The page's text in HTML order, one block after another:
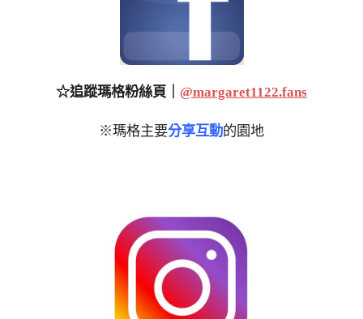
☆追蹤瑪格粉絲頁｜ @margaret1122.fans
※瑪格主要分享互動的園地